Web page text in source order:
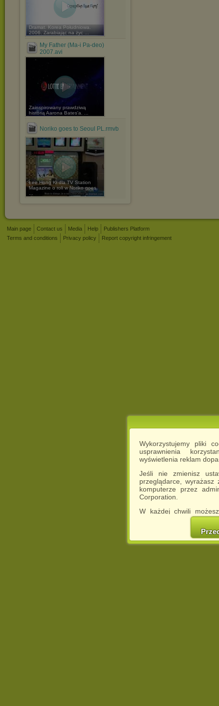
Wykorzystujemy pliki
usprawnienia
wyświetlenia reklam
Jeśli nie zmienisz
przeglądarce,
komputerze przez
Corporation.
W każdej chwili
cookies w swojej
w naszej
http://chomikuj.pl/
Dramat. Korea Południowa.
2006. Zarabiając na życ ...
My Father (Ma-i Pa-deo)
2007.avi
Zainspirowany prawdziwą
historią Aarona Bates'a. ...
Noriko goes to Seoul PL.rmvb
Lee Hong Ki dla TV Station
Magazine o roli w Noriko goes
Main page Contact us Media Help
Publishers Platform
Terms and conditions
Privacy policy Report copyright infringement